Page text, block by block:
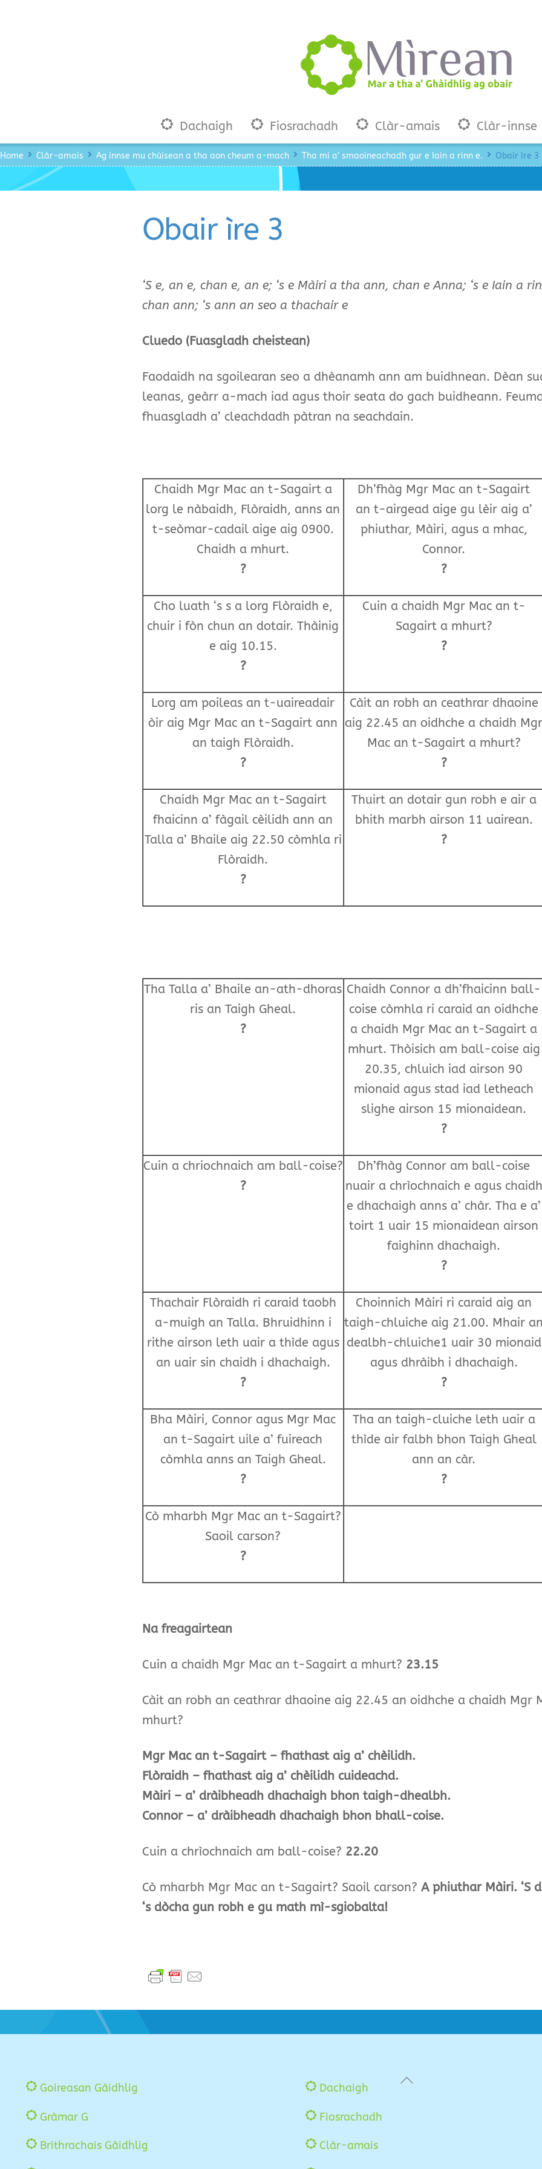
Dachaigh Fiosrachadh Clàr-amais Clàr-innse
Home Clàr-amais Ag innse mu chùisean a tha aon cheum a-mach Tha mi a’ smaoineachadh gur e Iain a rinn e. Obair ìre 3
Obair ìre 3
‘S e, an e, chan e, an e; ‘s e Màiri a tha ann, chan e Anna; ‘s e Iain a
chan ann; ‘s ann an seo a thachair e
Cluedo (Fuasgladh cheistean)
Faodaidh na sgoilearan seo a dhèanamh ann am buidhnean. Dèan
leanas, geàrr a-mach iad agus thoir seata do gach buidheann.
fhuasgladh a’ cleachdadh pàtran na seachdain.
Chaidh Mgr Mac an t-Sagairt a
lorg le nàbaidh, Flòraidh, anns an
t-seòmar-cadail aige aig 0900.
Chaidh a mhurt.
?
Dh’fhàg Mgr Mac an t-Sagairt
an t-airgead aige gu lèir aig a’
phiuthar, Màiri, agus a mhac,
Connor.
?
Cho luath ‘s s a lorg Flòraidh e,
chuir i fòn chun an dotair. Thàinig
e aig 10.15.
?
Cuin a chaidh Mgr Mac an t-
Sagairt a mhurt?
?
Lorg am poileas an t-uaireadair
òir aig Mgr Mac an t-Sagairt ann
an taigh Flòraidh.
?
Càit an robh an ceathrar dhaoine
aig 22.45 an oidhche a chaidh
Mac an t-Sagairt a mhurt?
?
Chaidh Mgr Mac an t-Sagairt
fhaicinn a’ fàgail cèilidh ann an
Talla a’ Bhaile aig 22.50 còmhla ri
Flòraidh.
?
Thuirt an dotair gun robh e air a
bhith marbh airson 11 uairean.
?
Tha Talla a’ Bhaile an-ath-dhoras
ris an Taigh Gheal.
?
Chaidh Connor a dh’fhaicinn ball-
coise còmhla ri caraid an oidhche
a chaidh Mgr Mac an t-Sagairt a
mhurt. Thòisich am ball-coise aig
20.35, chluich iad airson 90
mionaid agus stad iad letheach
slighe airson 15 mionaidean.
?
Cuin a chriochnaich am ball-coise?
?
Dh’fhàg Connor am ball-coise
nuair a chrìochnaich e agus chaidh
e dhachaigh anns a’ chàr. Tha e a’
toirt 1 uair 15 mionaidean airson
faighinn dhachaigh.
?
Thachair Flòraidh ri caraid taobh
a-muigh an Talla. Bhruidhinn i
rithe airson leth uair a thìde agus
an uair sin chaidh i dhachaigh.
?
Choinnich Màiri ri caraid aig an
taigh-chluiche aig 21.00. Mhair
dealbh-chluiche1 uair 30 mionaid
agus dhràibh i dhachaigh.
?
Bha Màiri, Connor agus Mgr Mac
an t-Sagairt uile a’ fuireach
còmhla anns an Taigh Gheal.
?
Tha an taigh-cluiche leth uair a
thìde air falbh bhon Taigh Gheal
ann an càr.
?
Cò mharbh Mgr Mac an t-Sagairt?
Saoil carson?
?
Na freagairtean
Cuin a chaidh Mgr Mac an t-Sagairt a mhurt? 23.15
Càit an robh an ceathrar dhaoine aig 22.45 an oidhche a chaidh Mgr
mhurt?
Mgr Mac an t-Sagairt – fhathast aig a’ chèilidh.
Flòraidh – fhathast aig a’ chèilidh cuideachd.
Màiri – a’ dràibheadh dhachaigh bhon taigh-dhealbh.
Connor – a’ dràibheadh dhachaigh bhon bhall-coise.
Cuin a chrìochnaich am ball-coise? 22.20
Cò mharbh Mgr Mac an t-Sagairt? Saoil carson? A phiuthar Màiri. ‘S
‘s dòcha gun robh e gu math mì-sgiobalta!
Back
Goireasan Gàidhlig
Gràmar G
Brithrachais Gàidhlig
Dachaigh
Fiosrachadh
Clàr-amais